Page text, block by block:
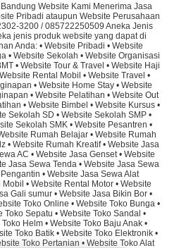
Website Kami Menerima Jasa
Pribadi ataupun Website Perusahaan
3200 / 085722250509 Aneka Jenis
jenis produk website yang dapat di
Anda: • Website Pribadi • Website
• Website Sekolah • Website Organisasi
• Website Tour & Travel • Website Haji
Rental Mobil • Website Travel •
• Website Home Stay • Website
• Website Pelatihan • Website Out
• Website Bimbel • Website Kursus •
Sekolah SD • Website Sekolah SMP •
Sekolah SMK • Website Pesantren •
Rumah Belajar • Website Rumah
• Website Rumah Kreatif • Website Jasa
AC • Website Jasa Genset • Website
Jasa Sewa Tenda • Website Jasa Sewa
• Website Jasa Sewa Alat
• Website Rental Motor • Website
Gali sumur • Website Jasa Bikin Bor •
Toko Online • Website Toko Bunga •
Toko Sepatu • Website Toko Sandal •
Helm • Website Toko Baju Anak •
Toko Batik • Website Toko Elektronik •
Toko Pertanian • Website Toko Alat